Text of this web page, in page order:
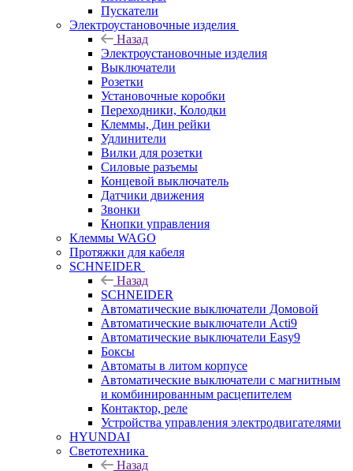
Пускатели
Электроустановочные изделия
Назад
Электроустановочные изделия
Выключатели
Розетки
Установочные коробки
Переходники, Колодки
Клеммы, Дин рейки
Удлинители
Вилки для розетки
Силовые разъемы
Концевой выключатель
Датчики движения
Звонки
Кнопки управления
Клеммы WAGO
Протяжки для кабеля
SCHNEIDER
Назад
SCHNEIDER
Автоматические выключатели Домовой
Автоматические выключатели Acti9
Автоматические выключатели Easy9
Боксы
Автоматы в литом корпусе
Автоматические выключатели с магнитным
и комбинированным расцепителем
Контактор, реле
Устройства управления электродвигателями
HYUNDAI
Светотехника
Назад